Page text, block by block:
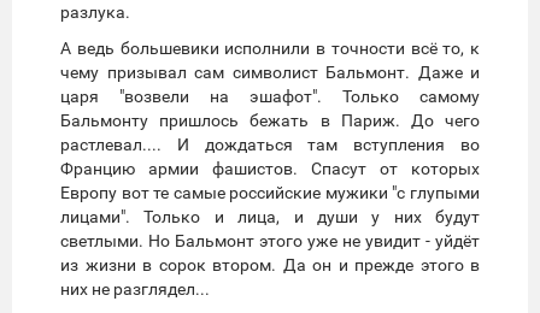
разлука.
А ведь большевики исполнили в точности всё то, к
чему призывал сам символист Бальмонт. Даже и
царя "возвели на эшафот". Только самому
Бальмонту пришлось бежать в Париж. До чего
растлевал.... И дождаться там вступления во
Францию армии фашистов. Спасут от которых
Европу вот те самые российские мужики "с глупыми
лицами". Только и лица, и души у них будут
светлыми. Но Бальмонт этого уже не увидит - уйдёт
из жизни в сорок втором. Да он и прежде этого в
них не разглядел...